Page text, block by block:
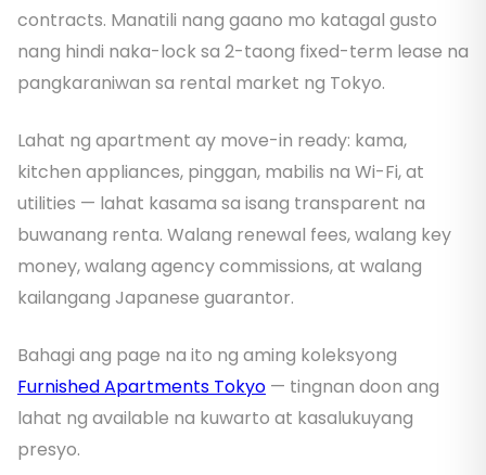
contracts. Manatili nang gaano mo katagal gusto
nang hindi naka-lock sa 2-taong fixed-term lease na
pangkaraniwan sa rental market ng Tokyo.
Lahat ng apartment ay move-in ready: kama,
kitchen appliances, pinggan, mabilis na Wi-Fi, at
utilities — lahat kasama sa isang transparent na
buwanang renta. Walang renewal fees, walang key
money, walang agency commissions, at walang
kailangang Japanese guarantor.
Bahagi ang page na ito ng aming koleksyong
Furnished Apartments Tokyo — tingnan doon ang
lahat ng available na kuwarto at kasalukuyang
presyo.